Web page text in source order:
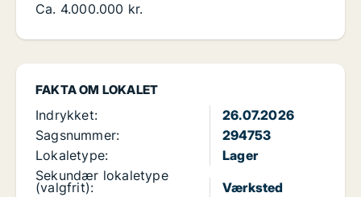
FAKTA OM LOKALET
Indrykket:
26.07.2026
Sagsnummer:
294753
Lokaletype:
Lager
Sekundær lokaletype
(valgfrit):
Værksted
Ca. 4.000.000 kr.